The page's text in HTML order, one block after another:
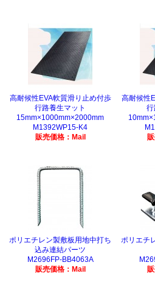
高耐候性EVA軟質滑り止め付歩
行路養生マット
15mm×1000mm×2000mm
M1392WP15-K4
販売価格：Mail
高耐候性
行
ポリエチレン製敷板用地中打ち
込み連結パーツ
M2696FP-BB4063A
販売価格：Mail
ポリエチ